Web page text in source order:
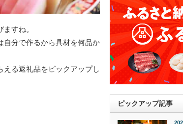
すね。
自分で作るから具材を何品か
る返礼品をピックアップし
ピックアップ記事